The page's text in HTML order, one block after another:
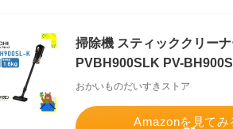
掃除機 スティッククリー
PVBH900SLK PV-
おかいものだいすきストア
Amazonを見てみ